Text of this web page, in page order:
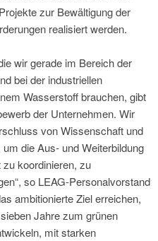
zur Bewältigung der
realisiert werden.
wir gerade im Bereich der
bei der industriellen
Wasserstoff brauchen, gibt
der Unternehmen. Wir
von Wissenschaft und
die Aus- und Weiterbildung
koordinieren, zu
so LEAG-Personalvorstand
ambitionierte Ziel erreichen,
Jahre zum grünen
mit starken